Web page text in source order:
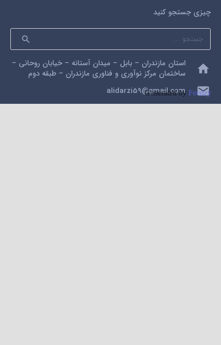
چیزی جستجو کنید
جستجو
برای:
home
استان مازندران – بابل – میدان آستانه – خیابان روحانی –
ساختمان مرکز نوآوری و فناوری مازندران – طبقه دوم
mail
alidarzi59@gmail.com
Generated by Feedzy